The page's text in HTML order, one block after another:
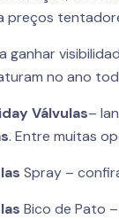
ganhar
no ano
Válvulas–
. Entre muitas
Spray –
Bico de Pato